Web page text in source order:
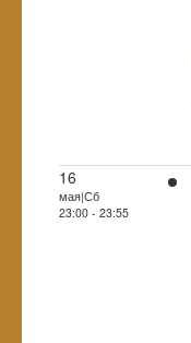
16
мая|Сб
23:00 - 23:55